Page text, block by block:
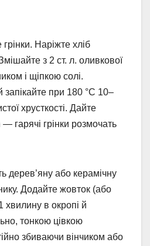
Наріжте хліб
з 2 ст. л. оливкової
і щіпкою солі.
запікайте при 180 °C 10–
хрусткості. Дайте
гарячі грінки розмочать
дерев’яну або керамічну
Додайте жовток (або
хвилину в окропі й
тонкою цівкою
збиваючи вінчиком або